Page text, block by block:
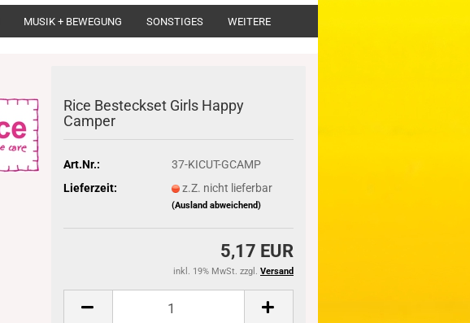
MUSIK + BEWEGUNG SONSTIGES WEITERE
Rice Besteckset Girls Happy
Camper
Art.Nr.:
37-KICUT-GCAMP
Lieferzeit:
z.Z. nicht lieferbar
(Ausland abweichend)
5,17 EUR
inkl. 19% MwSt. zzgl. Versand